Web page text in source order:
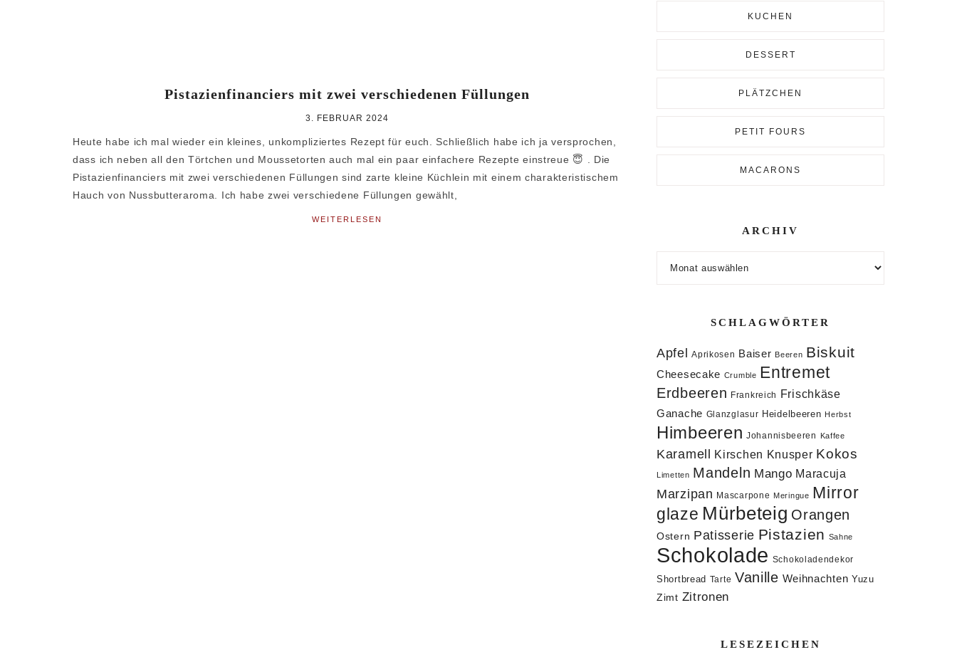
Pistazienfinanciers mit zwei verschiedenen Füllungen
3. FEBRUAR 2024
Heute habe ich mal wieder ein kleines, unkompliziertes Rezept für euch. Schließlich habe ich ja versprochen,
dass ich neben all den Törtchen und Moussetorten auch mal ein paar einfachere Rezepte einstreue 😇 . Die
Pistazienfinanciers mit zwei verschiedenen Füllungen sind zarte kleine Küchlein mit einem charakteristischem
Hauch von Nussbutteraroma. Ich habe zwei verschiedene Füllungen gewählt,
WEITERLESEN
KUCHEN
DESSERT
PLÄTZCHEN
PETIT FOURS
MACARONS
ARCHIV
SCHLAGWÖRTER
Apfel Aprikosen Baiser Beeren Biskuit
Cheesecake Crumble Entremet
Erdbeeren Frankreich Frischkäse
Ganache Glanzglasur Heidelbeeren Herbst
Himbeeren Johannisbeeren Kaffee
Karamell Kirschen Knusper Kokos
Limetten Mandeln Mango Maracuja
Marzipan Mascarpone Meringue Mirror
glaze Mürbeteig Orangen
Ostern Patisserie Pistazien Sahne
Schokolade Schokoladendekor
Shortbread Tarte Vanille Weihnachten Yuzu
Zimt Zitronen
LESEZEICHEN